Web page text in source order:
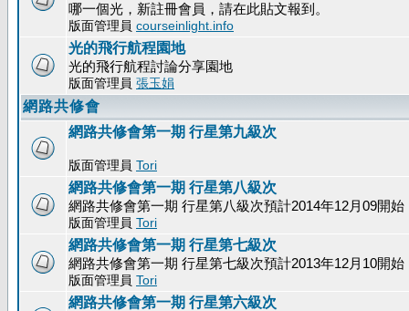
哪一個光，新註冊會員，請在此貼文報到。
版面管理員 courseinlight.info
光的飛行航程園地
光的飛行航程討論分享園地
版面管理員 張玉娟
網路共修會
網路共修會第一期 行星第九級次
版面管理員 Tori
網路共修會第一期 行星第八級次
網路共修會第一期 行星第八級次預計2014年12月09開始
版面管理員 Tori
網路共修會第一期 行星第七級次
網路共修會第一期 行星第七級次預計2013年12月10開始
版面管理員 Tori
網路共修會第一期 行星第六級次